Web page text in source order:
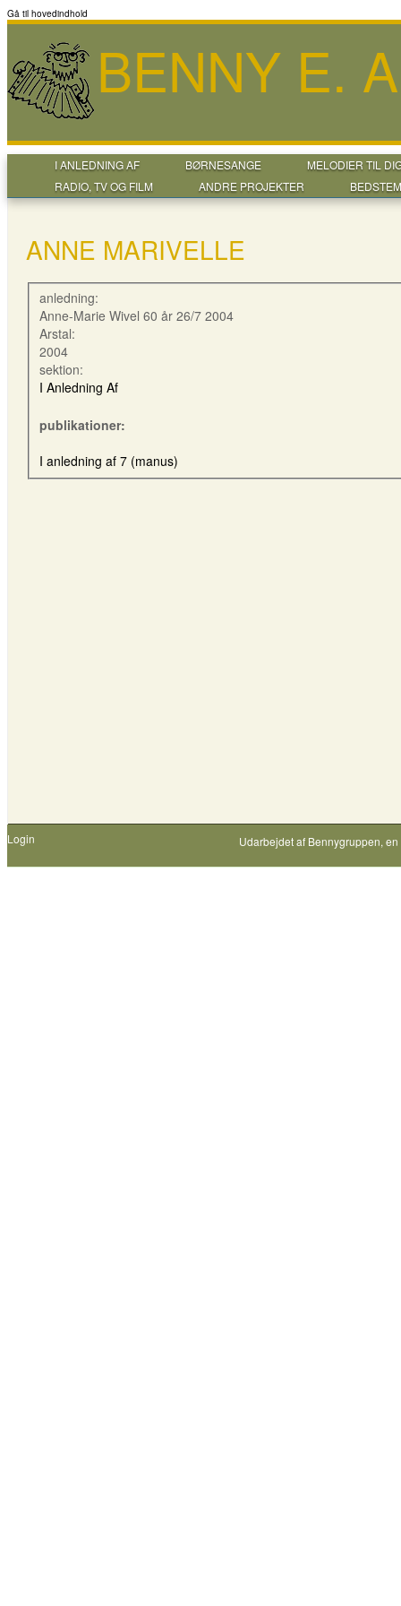
Gå til hovedindhold
BENNY E.
I ANLEDNING AF BØRNESANGE
MELODIER TIL
RADIO, TV OG FILM
ANDRE PROJEKTER
ANNE MARIVELLE
anledning:
Anne-Marie Wivel 60 år 26/7 2004
Arstal:
2004
sektion:
I Anledning Af
publikationer:
I anledning af 7 (manus)
Login Udarbejdet af Bennygruppen,